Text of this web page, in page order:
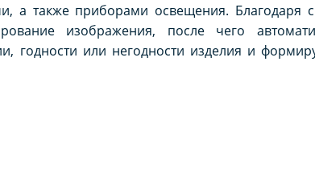
а также приборами освещения. Благодаря
изображения, после чего
годности или негодности изделия и